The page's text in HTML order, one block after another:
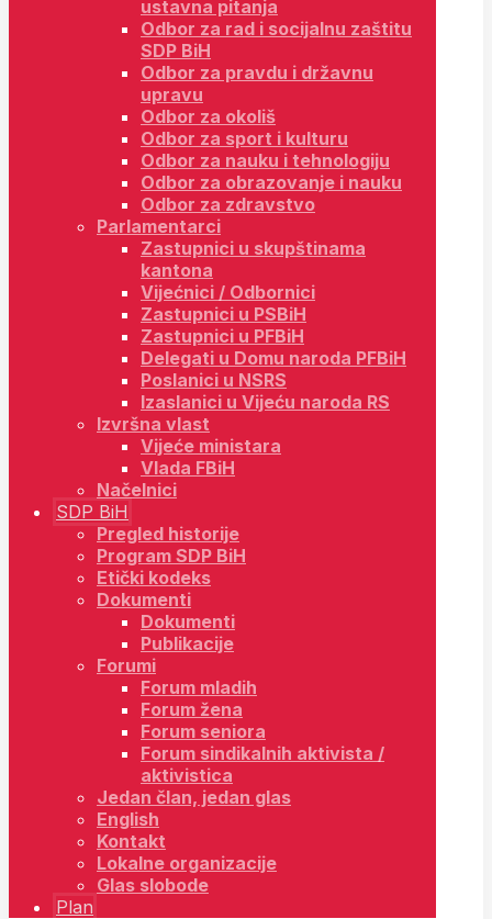
ustavna pitanja
Odbor za rad i socijalnu zaštitu
SDP BiH
Odbor za pravdu i državnu
upravu
Odbor za okoliš
Odbor za sport i kulturu
Odbor za nauku i tehnologiju
Odbor za obrazovanje i nauku
Odbor za zdravstvo
Parlamentarci
Zastupnici u skupštinama
kantona
Vijećnici / Odbornici
Zastupnici u PSBiH
Zastupnici u PFBiH
Delegati u Domu naroda PFBiH
Poslanici u NSRS
Izaslanici u Vijeću naroda RS
Izvršna vlast
Vijeće ministara
Vlada FBiH
Načelnici
SDP BiH
Pregled historije
Program SDP BiH
Etički kodeks
Dokumenti
Dokumenti
Publikacije
Forumi
Forum mladih
Forum žena
Forum seniora
Forum sindikalnih aktivista /
aktivistica
Jedan član, jedan glas
English
Kontakt
Lokalne organizacije
Glas slobode
Plan